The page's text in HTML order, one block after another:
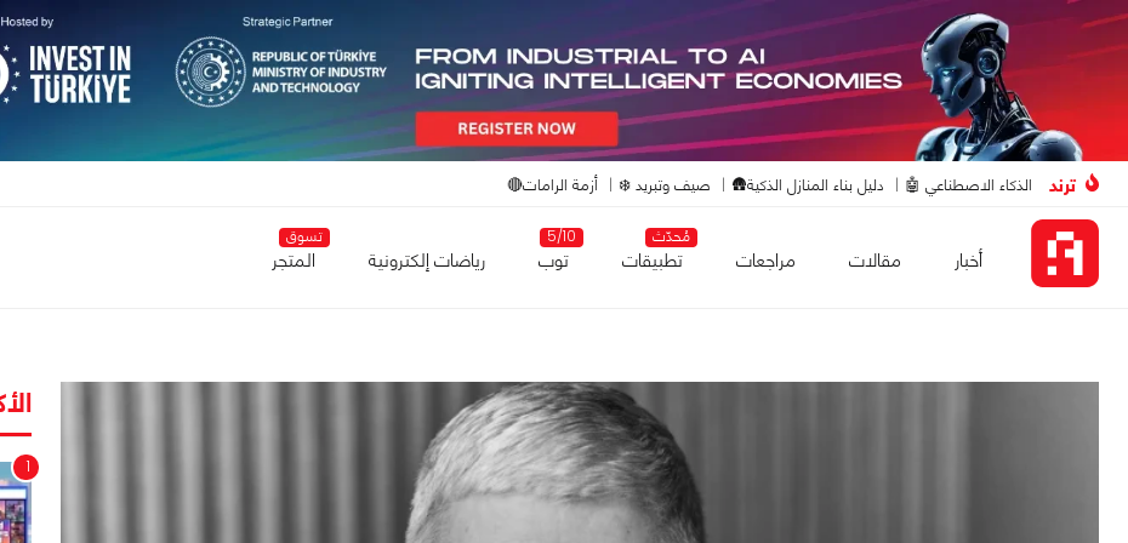
ترند الذكاء الاصطناعي 🤖 دليل بناء المنازل الذكية🛖 صيف وتبريد ❄️ أزمة الرامات🔴
أخبار مقالات مراجعات
مُحدّث
تطبيقات
5/10
توب رياضات إلكترونية
تسوق
المتجر
1